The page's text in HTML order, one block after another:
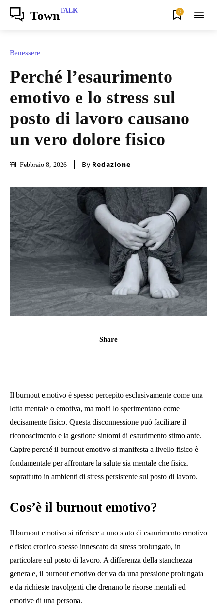
TownTALK 0
Benessere
Perché l’esaurimento
emotivo e lo stress sul
posto di lavoro causano
un vero dolore fisico
Febbraio 8, 2026 By Redazione
Share
Il burnout emotivo è spesso percepito esclusivamente come una
lotta mentale o emotiva, ma molti lo sperimentano come
decisamente fisico. Questa disconnessione può facilitare il
riconoscimento e la gestione sintomi di esaurimento stimolante.
Capire perché il burnout emotivo si manifesta a livello fisico è
fondamentale per affrontare la salute sia mentale che fisica,
soprattutto in ambienti di stress persistente sul posto di lavoro.
Cos’è il burnout emotivo?
Il burnout emotivo si riferisce a uno stato di esaurimento emotivo
e fisico cronico spesso innescato da stress prolungato, in
particolare sul posto di lavoro. A differenza della stanchezza
generale, il burnout emotivo deriva da una pressione prolungata
e da richieste travolgenti che drenano le risorse mentali ed
emotive di una persona.